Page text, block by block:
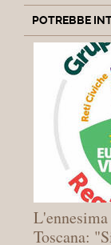
POTREBBE
Toscana: